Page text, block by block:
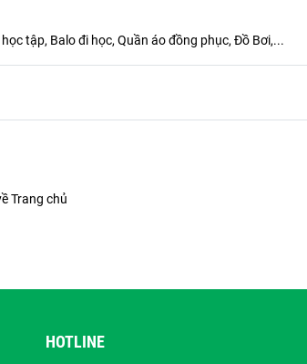
tập, Balo đi học, Quần áo đồng phục, Đồ Bơi,...
Trang chủ
HOTLINE